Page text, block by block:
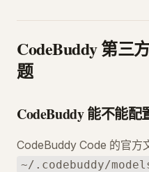
CodeBuddy 第三
题
CodeBuddy 能不能
CodeBuddy Code 的官方
~/.codebuddy/